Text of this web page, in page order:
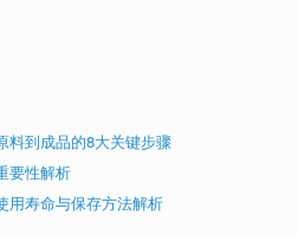
料到成品的8大关键步骤
要性解析
用寿命与保存方法解析